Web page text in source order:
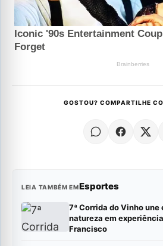
GOSTOU? COMPARTILHE
LEIA TAMBÉM EMEsportes
7ª Corrida do Vinho
natureza em
Francisco